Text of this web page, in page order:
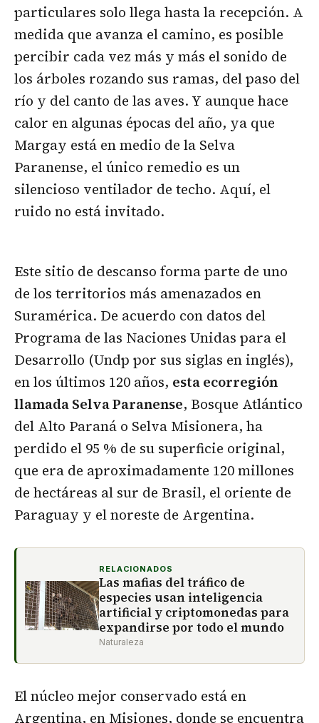
particulares solo llega hasta la recepción. A
medida que avanza el camino, es posible
percibir cada vez más y más el sonido de
los árboles rozando sus ramas, del paso del
río y del canto de las aves. Y aunque hace
calor en algunas épocas del año, ya que
Margay está en medio de la Selva
Paranense, el único remedio es un
silencioso ventilador de techo. Aquí, el
ruido no está invitado.
Este sitio de descanso forma parte de uno
de los territorios más amenazados en
Suramérica. De acuerdo con datos del
Programa de las Naciones Unidas para el
Desarrollo (Undp por sus siglas en inglés),
en los últimos 120 años, esta ecorregión
llamada Selva Paranense, Bosque Atlántico
del Alto Paraná o Selva Misionera, ha
perdido el 95 % de su superficie original,
que era de aproximadamente 120 millones
de hectáreas al sur de Brasil, el oriente de
Paraguay y el noreste de Argentina.
RELACIONADOS
Las mafias del tráfico de
especies usan inteligencia
artificial y criptomonedas para
expandirse por todo el mundo
Naturaleza
El núcleo mejor conservado está en
Argentina, en Misiones, donde se encuentra